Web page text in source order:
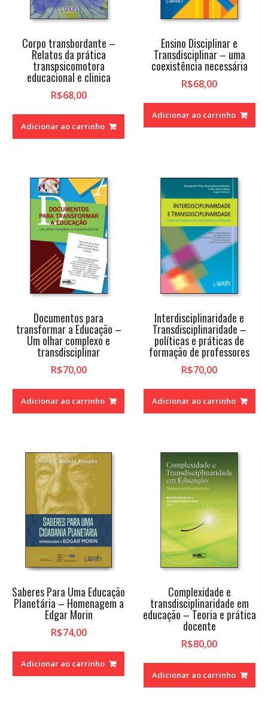
Corpo transbordante –
Relatos da prática
transpsicomotora
educacional e clinica
R$68,00
Adicionar ao carrinho
Ensino Disciplinar e
Transdisciplinar – uma
coexistência necessária
R$68,00
Adicionar ao carrinho
Documentos para
transformar a Educação –
Um olhar complexo e
transdisciplinar
R$70,00
Adicionar ao carrinho
Interdisciplinaridade e
Transdisciplinaridade –
políticas e práticas de
formação de professores
R$70,00
Adicionar ao carrinho
Saberes Para Uma Educação
Planetária – Homenagem a
Edgar Morin
R$74,00
Adicionar ao carrinho
Complexidade e
transdisciplinaridade em
educação – Teoria e prática
docente
R$80,00
Adicionar ao carrinho